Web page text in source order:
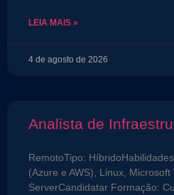
LEIA MAIS »
4 de agosto de 2026
Analista de
RemotoTipo:
(Azure e AWS), Linux, Microsoft
ServerCandidatar Formação: